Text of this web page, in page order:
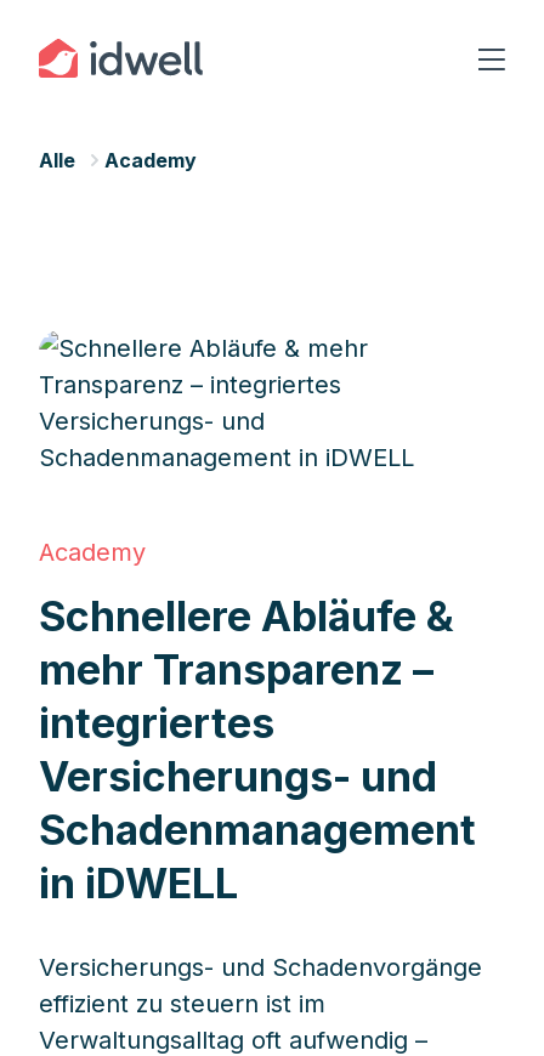
Alle Academy
Academy
Schnellere Abläufe &
mehr Transparenz –
integriertes
Versicherungs- und
Schadenmanagement
in iDWELL
Versicherungs- und Schadenvorgänge
effizient zu steuern ist im
Verwaltungsalltag oft aufwendig –